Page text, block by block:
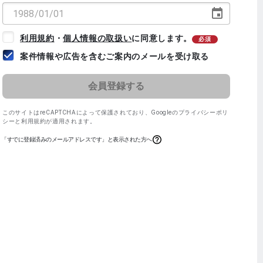
利用規約 ・個人情報の取扱いに同意します。 必須
案件情報や広告を含むご案内のメールを受け取る
このサイトはreCAPTCHAによって保護されており、 Googleのプライバシーポリ
シー と 利用規約が適用されます。
「すでに登録済みのメールアドレスです」と表示された方へ